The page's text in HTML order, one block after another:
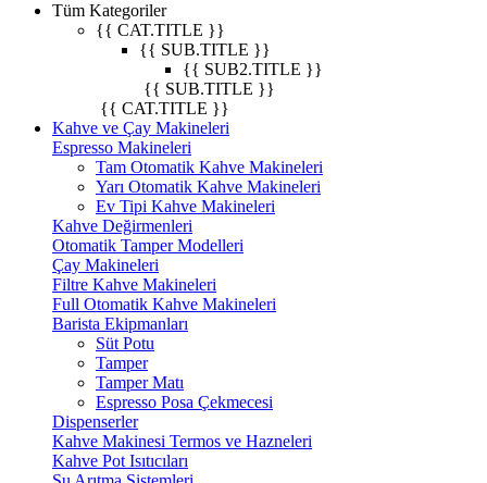
Tüm Kategoriler
{{ CAT.TITLE }}
{{ SUB.TITLE }}
{{ SUB2.TITLE }}
{{ SUB.TITLE }}
{{ CAT.TITLE }}
Kahve ve Çay Makineleri
Espresso Makineleri
Tam Otomatik Kahve Makineleri
Yarı Otomatik Kahve Makineleri
Ev Tipi Kahve Makineleri
Kahve Değirmenleri
Otomatik Tamper Modelleri
Çay Makineleri
Filtre Kahve Makineleri
Full Otomatik Kahve Makineleri
Barista Ekipmanları
Süt Potu
Tamper
Tamper Matı
Espresso Posa Çekmecesi
Dispenserler
Kahve Makinesi Termos ve Hazneleri
Kahve Pot Isıtıcıları